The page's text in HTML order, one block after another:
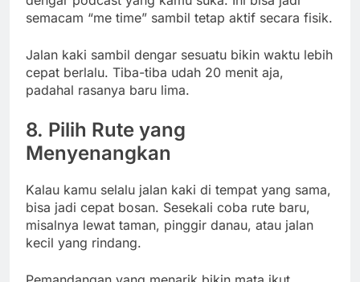
semacam “me time” sambil tetap aktif secara fisik.
Jalan kaki sambil dengar sesuatu bikin waktu lebih
cepat berlalu. Tiba-tiba udah 20 menit aja,
padahal rasanya baru lima.
8. Pilih Rute yang
Menyenangkan
Kalau kamu selalu jalan kaki di tempat yang sama,
bisa jadi cepat bosan. Sesekali coba rute baru,
misalnya lewat taman, pinggir danau, atau jalan
kecil yang rindang.